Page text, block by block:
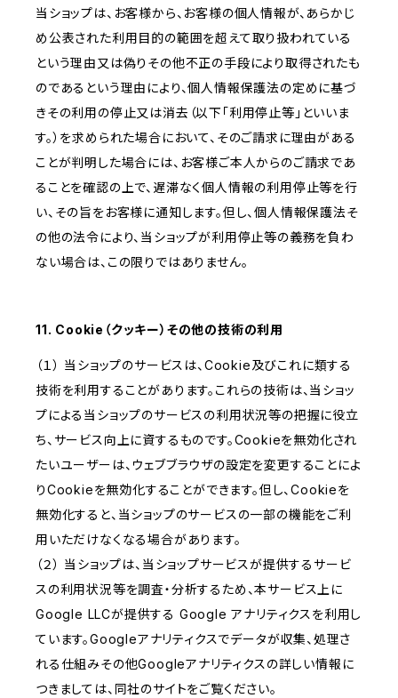
当ショップは、お客様から、お客様の個人情報が、あらかじ
め公表された利用目的の範囲を超えて取り扱われている
という理由又は偽りその他不正の手段により取得されたも
のであるという理由により、個人情報保護法の定めに基づ
きその利用の停止又は消去（以下「利用停止等」といいま
す。）を求められた場合において、そのご請求に理由がある
ことが判明した場合には、お客様ご本人からのご請求であ
ることを確認の上で、遅滞なく個人情報の利用停止等を行
い、その旨をお客様に通知します。但し、個人情報保護法そ
の他の法令により、当ショップが利用停止等の義務を負わ
ない場合は、この限りではありません。
11. Cookie（クッキー）その他の技術の利用
（１） 当ショップのサービスは、Cookie及びこれに類する
技術を利用することがあります。これらの技術は、当ショッ
プによる当ショップのサービスの利用状況等の把握に役立
ち、サービス向上に資するものです。Cookieを無効化され
たいユーザーは、ウェブブラウザの設定を変更することによ
りCookieを無効化することができます。但し、Cookieを
無効化すると、当ショップのサービスの一部の機能をご利
用いただけなくなる場合があります。
（２） 当ショップは、当ショップサービスが提供するサービ
スの利用状況等を調査・分析するため、本サービス上に
Google LLCが提供する Google アナリティクスを利用し
ています。Googleアナリティクスでデータが収集、処理さ
れる仕組みその他Googleアナリティクスの詳しい情報に
つきましては、同社のサイトをご覧ください。